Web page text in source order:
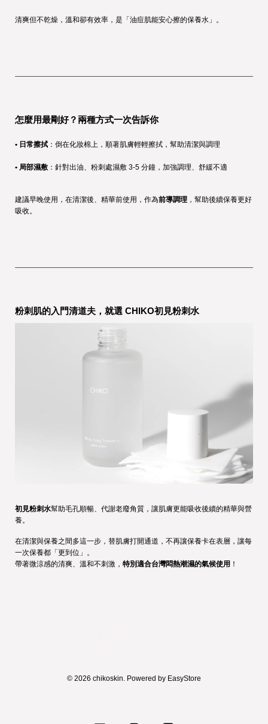
清爽但不乾燥，溫和卻有效率，是「油痘肌能安心擦的保養水」。
怎麼用最剛好？兩種方式一次告訴你
• 日常擦拭 ：倒在化妝棉上，順著肌膚輕輕擦拭，幫助清潔與調理
• 局部濕敷 ：針對出油、粉刺處濕敷 3-5 分鐘，加強調理、舒緩不適
建議早晚使用，在清潔後、精華前使用，作為前導調理 ，幫助後續保養更好
吸收。
粉刺肌的入門清道夫，就選 CHIKO初見粉刺水
初見粉刺水幫助毛孔順暢、代謝老廢角質，讓肌膚更能吸收後續的精華與營
養。
在清潔與保養之間多這一步，替肌膚打開通道，不再讓保養卡在表層，讓每
一次保養都「更到位」。
帶著微涼感的清爽、溫和不刺激， 特別適合台灣悶熱潮濕的氣候使用 ！
© 2026 chikoskin. Powered by EasyStore